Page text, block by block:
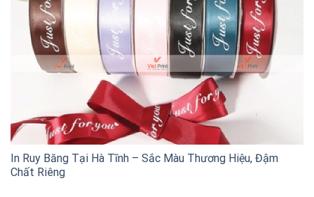
In Ruy Băng Tại Hà Tĩnh – Sắc Màu Thương Hiệu, Đậm
Chất Riêng